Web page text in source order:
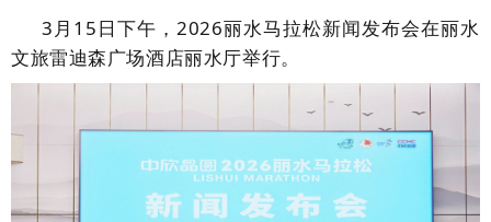
3月15日下午，2026丽水马拉松新闻发布会在丽水
文旅雷迪森广场酒店丽水厅举行。